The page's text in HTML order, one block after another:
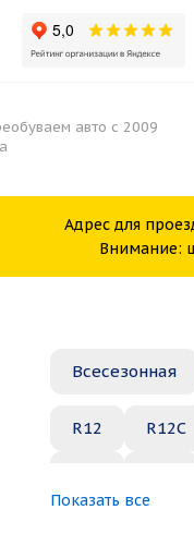
авто с 2009
Адрес для
Внимание:
Всесезонная
R12 R12C
Показать все